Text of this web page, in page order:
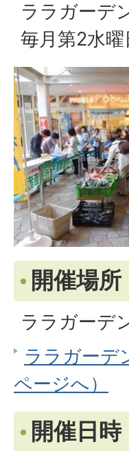
ララガーデ
毎月第2水
開催場所
ララガーデ
ララガーデ
ページへ）
開催日時